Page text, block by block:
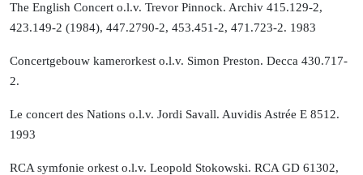
The English Concert o.l.v. Trevor Pinnock. Archiv 415.129-2,
423.149-2 (1984), 447.2790-2, 453.451-2, 471.723-2. 1983
Concertgebouw kamerorkest o.l.v. Simon Preston. Decca 430.717-
2.
Le concert des Nations o.l.v. Jordi Savall. Auvidis Astrée E 8512.
1993
RCA symfonie orkest o.l.v. Leopold Stokowski. RCA GD 61302,